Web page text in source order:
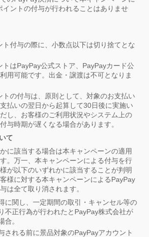
イントの付与が行われることはありませ
ト付与の際に、小数点以下は切り捨てとな
トはPayPay公式ストア、PayPayカード公
用可能です。出金・譲渡は不可となりま
トの付与は、原則として、対象のお支払い
払いの翌日から起算して30日後に実施い
し、お客様のご利用状況やシステム上の
与時期が遅くなる場合があります。
て
に該当する場合は本キャンペーンの適用
。万一、本キャンペーンによる付与を行
が以下のいずれかに該当することが判明
様に対する本キャンペーンによるPayPay
は全て取り消されます。
に関し、一定期間の取引・キャンセル等の
不正行為が行われたとPayPay株式会社が
合。
される前に景品対象のPayPayアカウント